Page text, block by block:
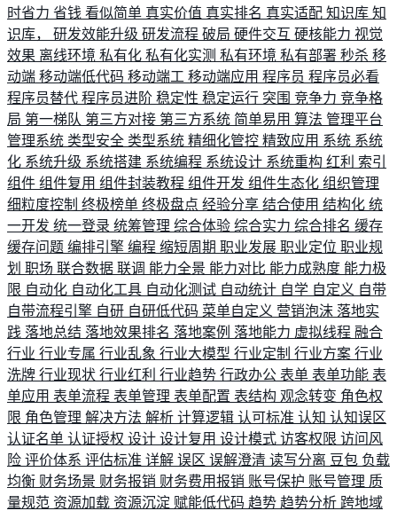
时省力 省钱 看似简单 真实价值 真实排名 真实适配 知识库 知
识库， 研发效能升级 研发流程 破局 硬件交互 硬核能力 视觉
效果 离线环境 私有化 私有化实测 私有环境 私有部署 秒杀 移
动端 移动端低代码 移动端工 移动端应用 程序员 程序员必看
程序员替代 程序员进阶 稳定性 稳定运行 突围 竞争力 竞争格
局 第一梯队 第三方对接 第三方系统 简单易用 算法 管理平台
管理系统 类型安全 类型系统 精细化管控 精致应用 系统 系统
化 系统升级 系统搭建 系统编程 系统设计 系统重构 红利 索引
组件 组件复用 组件封装教程 组件开发 组件生态化 组织管理
细粒度控制 终极榜单 终极盘点 经验分享 结合使用 结构化 统
一开发 统一登录 统筹管理 综合体验 综合实力 综合排名 缓存
缓存问题 编排引擎 编程 缩短周期 职业发展 职业定位 职业规
划 职场 联合数据 联调 能力全景 能力对比 能力成熟度 能力极
限 自动化 自动化工具 自动化测试 自动统计 自学 自定义 自带
自带流程引擎 自研 自研低代码 菜单自定义 营销泡沫 落地实
践 落地总结 落地效果排名 落地案例 落地能力 虚拟线程 融合
行业 行业专属 行业乱象 行业大模型 行业定制 行业方案 行业
洗牌 行业现状 行业红利 行业趋势 行政办公 表单 表单功能 表
单应用 表单流程 表单管理 表单配置 表结构 观念转变 角色权
限 角色管理 解决方法 解析 计算逻辑 认可标准 认知 认知误区
认证名单 认证授权 设计 设计复用 设计模式 访客权限 访问风
险 评价体系 评估标准 详解 误区 误解澄清 读写分离 豆包 负载
均衡 财务场景 财务报销 财务费用报销 账号保护 账号管理 质
量规范 资源加载 资源沉淀 赋能低代码 趋势 趋势分析 跨地域